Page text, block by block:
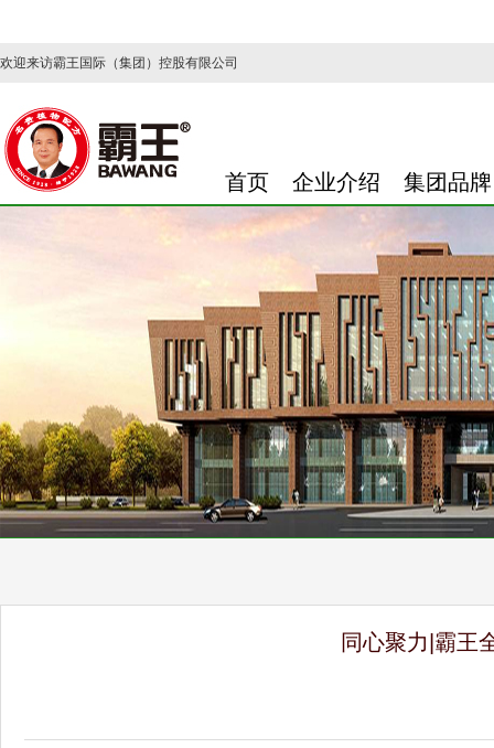
欢迎来访霸王国际（集团）控股有限公司
首页 企业介绍 集团品牌
同心聚力|霸王